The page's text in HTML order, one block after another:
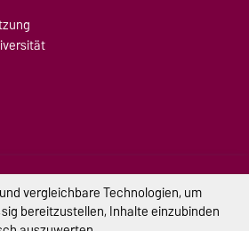
Impressum
Datenschutz
vergleichbare Technologien, um
bereitzustellen, Inhalte einzubinden